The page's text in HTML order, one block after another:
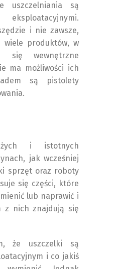
uszczelniania są
i nie zawsze,
wiele produktów, w
się wewnętrzne
ma możliwości ich
są pistolety
i istotnych
jak wcześniej
sprzęt oraz roboty
się części, które
lub naprawić i
z nich znajdują się
że uszczelki są
i co jakiś